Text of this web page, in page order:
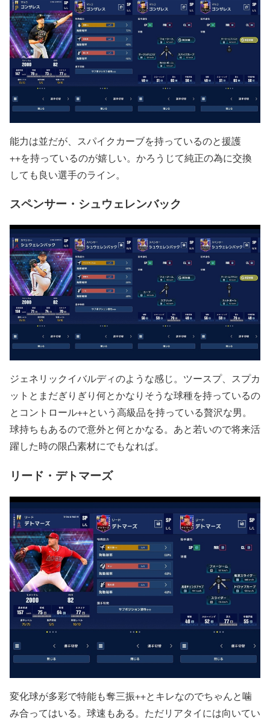
能力は並だが、スパイクカーブを持っているのと援護
++を持っているのが嬉しい。かろうじて純正の為に交換
しても良い選手のライン。
スペンサー・シュウェレンバック
ジェネリックイバルディのような感じ。ツースプ、スプカ
ットとまだぎりぎり何とかなりそうな球種を持っているの
とコントロール++という高級品を持っている贅沢な男。
球持ちもあるので意外と何とかなる。あと若いので将来活
躍した時の限凸素材にでもなれば。
リード・デトマーズ
変化球が多彩で特能も奪三振++とキレなのでちゃんと噛
み合ってはいる。球速もある。ただリアタイには向いてい